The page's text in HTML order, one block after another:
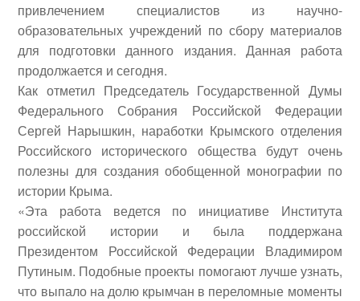
привлечением специалистов из научно-
образовательных учреждений по сбору материалов
для подготовки данного издания. Данная работа
продолжается и сегодня.
Как отметил Председатель Государственной Думы
Федерального Собрания Российской Федерации
Сергей Нарышкин, наработки Крымского отделения
Российского исторического общества будут очень
полезны для создания обобщенной монографии по
истории Крыма.
«Эта работа ведется по инициативе Института
российской истории и была поддержана
Президентом Российской Федерации Владимиром
Путиным. Подобные проекты помогают лучше узнать,
что выпало на долю крымчан в переломные моменты